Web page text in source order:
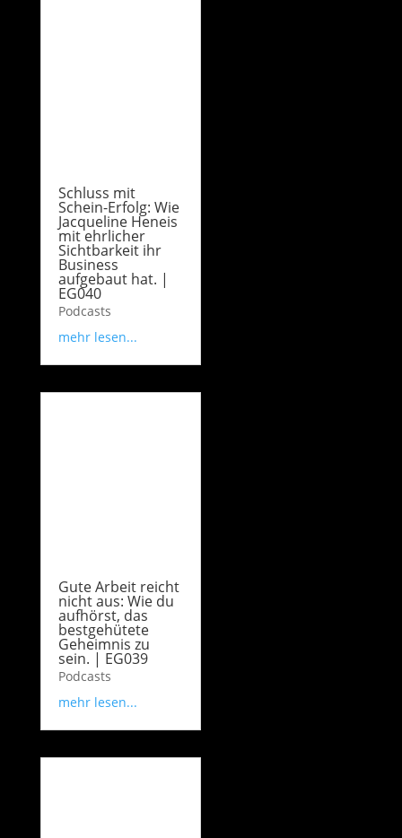
Schluss mit
Schein-Erfolg: Wie
Jacqueline Heneis
mit ehrlicher
Sichtbarkeit ihr
Business
aufgebaut hat. |
EG040
Podcasts
mehr lesen...
Gute Arbeit reicht
nicht aus: Wie du
aufhörst, das
bestgehütete
Geheimnis zu
sein. | EG039
Podcasts
mehr lesen...